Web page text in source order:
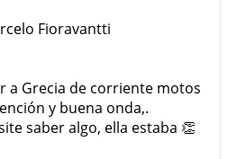
a Grecia de corriente motos
y buena onda,.
saber algo, ella estaba 👏